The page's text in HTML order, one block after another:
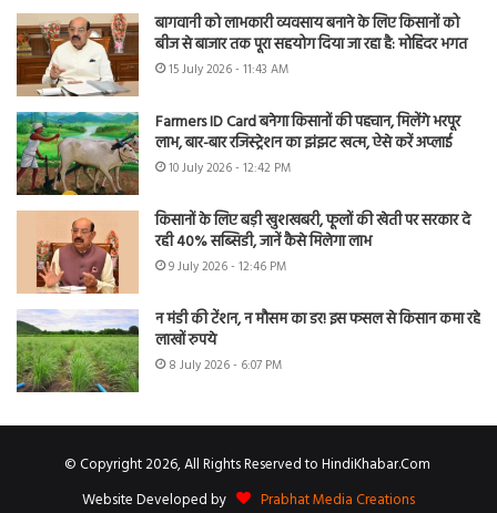
बागवानी को लाभकारी व्यवसाय बनाने के लिए किसानों को
बीज से बाजार तक पूरा सहयोग दिया जा रहा है: मोहिंदर भगत
15 July 2026 - 11:43 AM
Farmers ID Card बनेगा किसानों की पहचान, मिलेंगे भरपूर
लाभ, बार-बार रजिस्ट्रेशन का झंझट खत्म, ऐसे करें अप्लाई
10 July 2026 - 12:42 PM
किसानों के लिए बड़ी खुशखबरी, फूलों की खेती पर सरकार दे
रही 40% सब्सिडी, जानें कैसे मिलेगा लाभ
9 July 2026 - 12:46 PM
न मंडी की टेंशन, न मौसम का डर! इस फसल से किसान कमा रहे
लाखों रुपये
8 July 2026 - 6:07 PM
© Copyright 2026, All Rights Reserved to HindiKhabar.Com
Website Developed by
Prabhat Media Creations